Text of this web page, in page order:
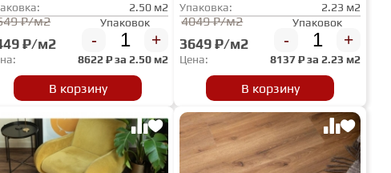
2.50 м2
₽/м2
₽/м2
Упаковок
- +
8622₽ за2.50 м2
В корзину
Упаковка:
2.23 м2
4049 ₽/м2
3649 ₽/м2
Упаковок
- +
Цена: 8137₽ за2.23 м2
В корзину